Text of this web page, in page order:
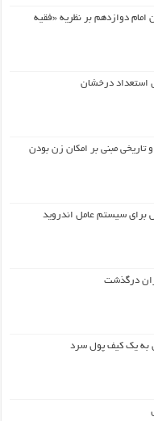
دوازدهم بر نظریه «فقیه
استعداد درخشان
تاریخی مبنی بر امکان زن بودن
سیستم عامل اندروید
درگذشت
به یک کیف‌ پول سرد